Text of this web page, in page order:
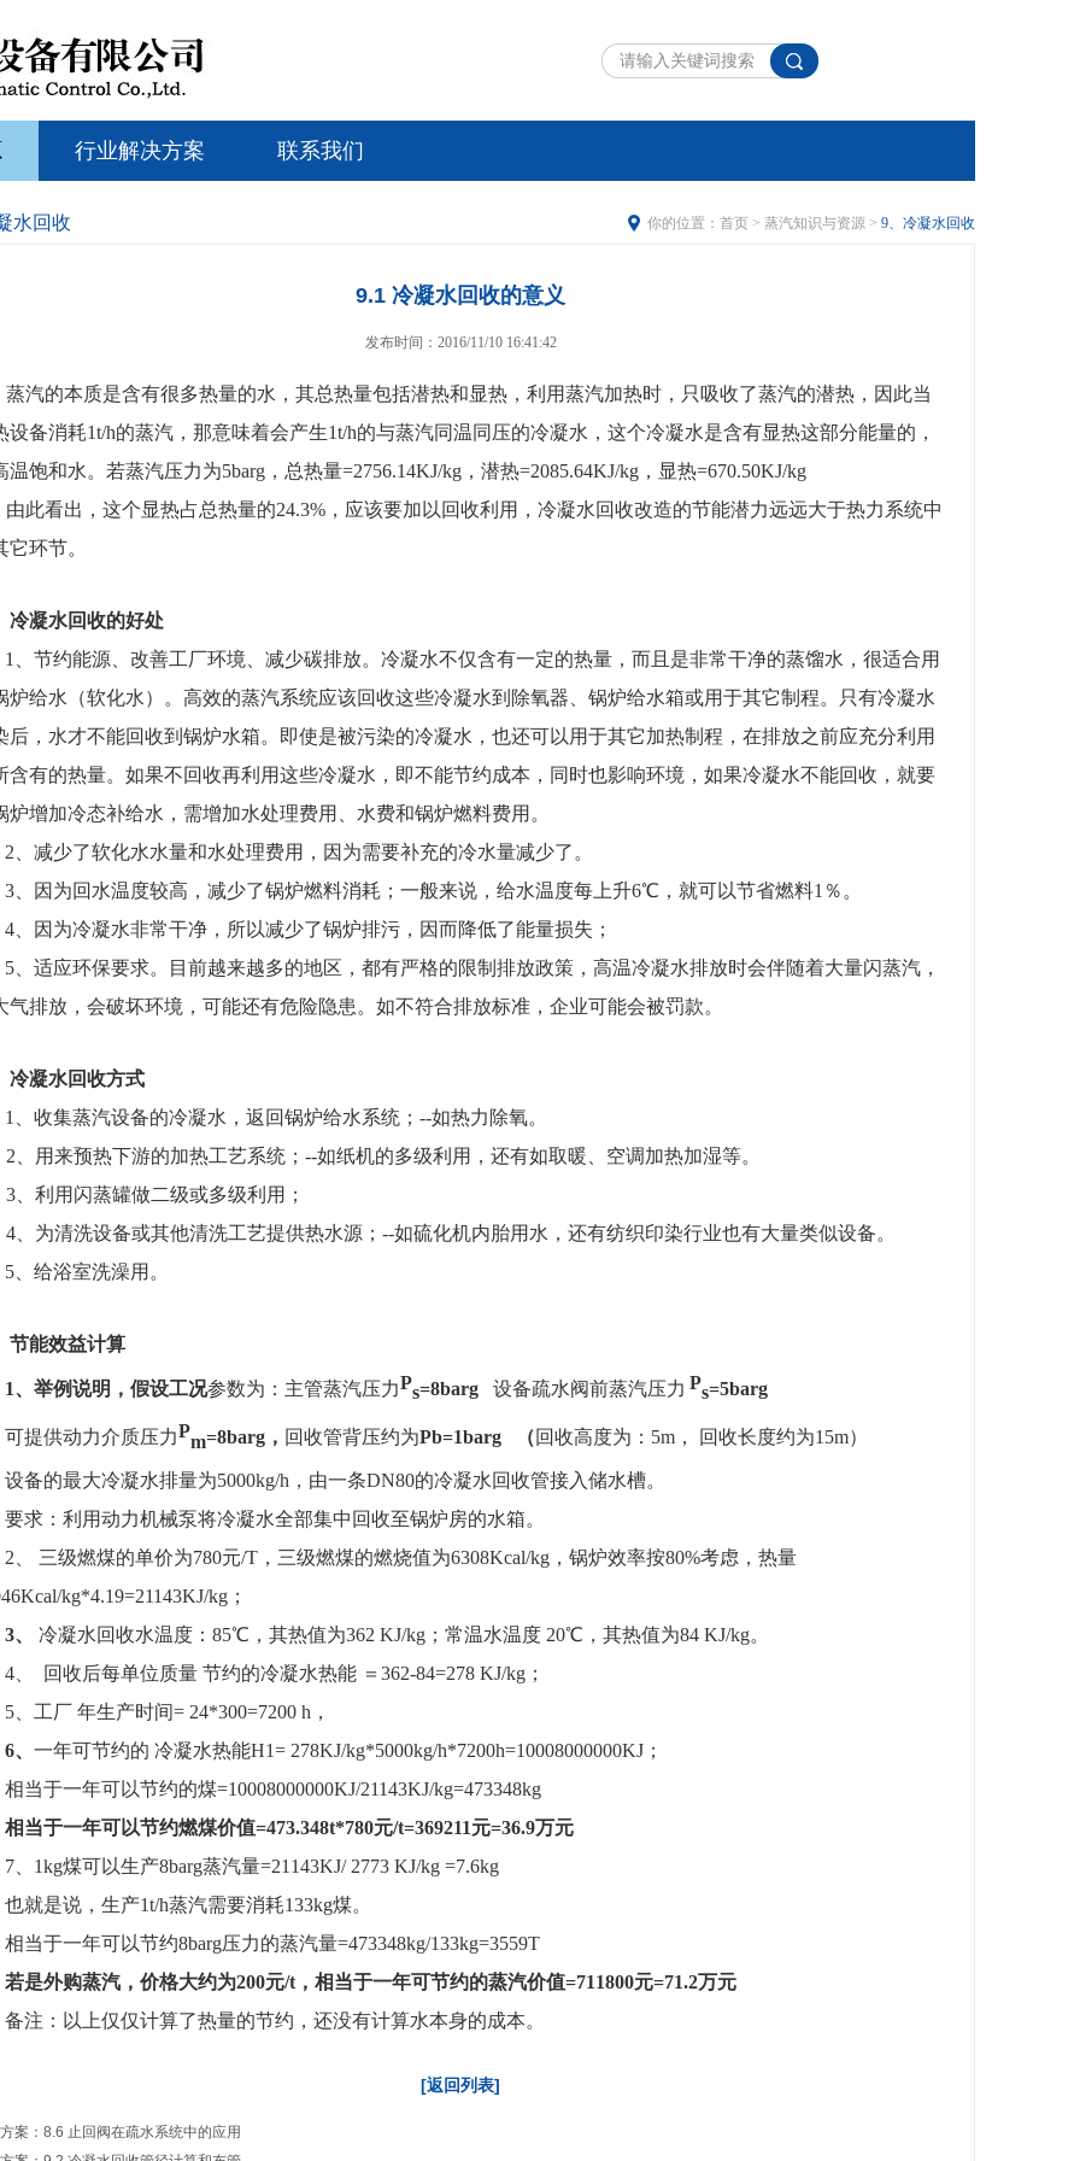
行业解决方案 联系我们
水回收 你的位置： 首页 > 蒸汽知识与资源 > 9、冷凝水回收
9.1 冷凝水回收的意义
发布时间：2016/11/10 16:41:42
蒸汽的本质是含有很多热量的水，其总热量包括潜热和显热，利用蒸汽加热时，只吸收了蒸汽的潜热，因此当
设备消耗1t/h的蒸汽，那意味着会产生1t/h的与蒸汽同温同压的冷凝水，这个冷凝水是含有显热这部分能量的，
温饱和水。若蒸汽压力为5barg，总热量=2756.14KJ/kg，潜热=2085.64KJ/kg，显热=670.50KJ/kg
由此看出，这个显热占总热量的24.3%，应该要加以回收利用，冷凝水回收改造的节能潜力远远大于热力系统中
它环节。
冷凝水回收的好处
1、节约能源、改善工厂环境、减少碳排放。冷凝水不仅含有一定的热量，而且是非常干净的蒸馏水，很适合用
炉给水（软化水）。高效的蒸汽系统应该回收这些冷凝水到除氧器、锅炉给水箱或用于其它制程。只有冷凝水
后，水才不能回收到锅炉水箱。即使是被污染的冷凝水，也还可以用于其它加热制程，在排放之前应充分利用
含有的热量。如果不回收再利用这些冷凝水，即不能节约成本，同时也影响环境，如果冷凝水不能回收，就要
炉增加冷态补给水，需增加水处理费用、水费和锅炉燃料费用。
2、减少了软化水水量和水处理费用，因为需要补充的冷水量减少了。
3、因为回水温度较高，减少了锅炉燃料消耗；一般来说，给水温度每上升6℃，就可以节省燃料1％。
4、因为冷凝水非常干净，所以减少了锅炉排污，因而降低了能量损失；
5、适应环保要求。目前越来越多的地区，都有严格的限制排放政策，高温冷凝水排放时会伴随着大量闪蒸汽，
气排放，会破坏环境，可能还有危险隐患。如不符合排放标准，企业可能会被罚款。
冷凝水回收方式
1、收集蒸汽设备的冷凝水，返回锅炉给水系统；--如热力除氧。
2、用来预热下游的加热工艺系统；--如纸机的多级利用，还有如取暖、空调加热加湿等。
3、利用闪蒸罐做二级或多级利用；
4、为清洗设备或其他清洗工艺提供热水源；--如硫化机内胎用水，还有纺织印染行业也有大量类似设备。
5、给浴室洗澡用。
节能效益计算
1、举例说明，假设工况参数为：主管蒸汽压力Ps=8barg 设备疏水阀前蒸汽压力 Ps=5barg
可提供动力介质压力Pm=8barg ， 回收管背压约为Pb=1barg （回收高度为：5m， 回收长度约为15m）
设备的最大冷凝水排量为5000kg/h，由一条DN80的冷凝水回收管接入储水槽。
要求：利用动力机械泵将冷凝水全部集中回收至锅炉房的水箱。
2、 三级燃煤的单价为780元/T，三级燃煤的燃烧值为6308Kcal/kg，锅炉效率按80%考虑，热量
kg*4.19=21143KJ/kg；
3、
冷凝水回收水温度：85℃，其热值为362 KJ/kg；常温水温度 20℃，其热值为84 KJ/kg。
4、 回收后每单位质量 节约的冷凝水热能 ＝362-84=278 KJ/kg；
5、工厂 年生产时间= 24*300=7200 h，
6、一年可节约的 冷凝水热能H1= 278KJ/kg*5000kg/h*7200h=10008000000KJ；
相当于一年可以节约的煤=10008000000KJ/21143KJ/kg=473348kg
相当于一年可以节约燃煤价值=473.348t*780元/t=369211元=36.9万元
7、1kg煤可以生产8barg蒸汽量=21143KJ/ 2773 KJ/kg =7.6kg
也就是说，生产1t/h蒸汽需要消耗133kg煤。
相当于一年可以节约8barg压力的蒸汽量=473348kg/133kg=3559T
若是外购蒸汽，价格大约为200元/t ，相当于一年可节约的蒸汽价值=711800元=71.2万元
备注：以上仅仅计算了热量的节约，还没有计算水本身的成本。
[返回列表]
方案：8.6 止回阀在疏水系统中的应用